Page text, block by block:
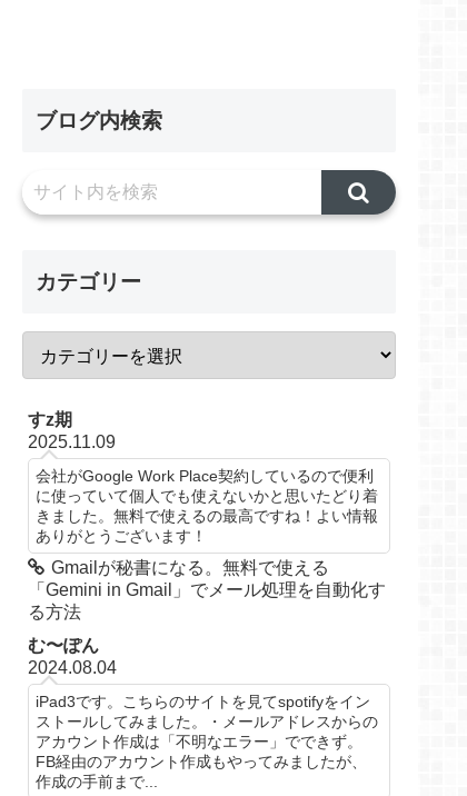
ブログ内検索
カテゴリー
すz期
2025.11.09
会社がGoogle Work Place契約しているので便利
に使っていて個人でも使えないかと思いたどり着
きました。無料で使えるの最高ですね！よい情報
ありがとうございます！
Gmailが秘書になる。無料で使える
「Gemini in Gmail」でメール処理を自動化す
る方法
む〜ぽん
2024.08.04
iPad3です。こちらのサイトを見てspotifyをイン
ストールしてみました。・メールアドレスからの
アカウント作成は「不明なエラー」でできず。
FB経由のアカウント作成もやってみましたが、
作成の手前まで...